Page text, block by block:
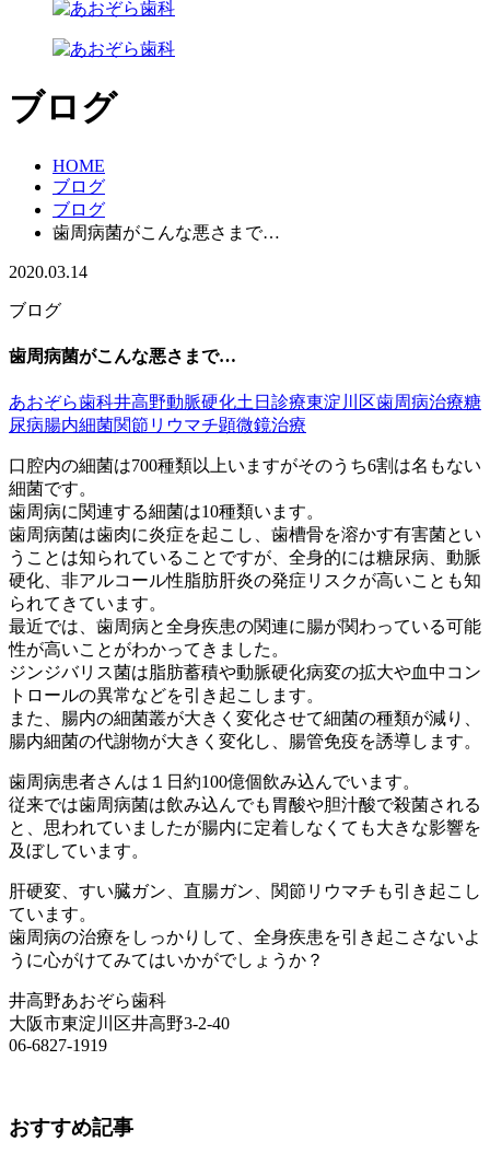
ブログ
HOME
ブログ
ブログ
歯周病菌がこんな悪さまで…
2020.03.14
ブログ
歯周病菌がこんな悪さまで…
あおぞら歯科井高野動脈硬化土日診療東淀川区歯周病治療糖
尿病腸内細菌関節リウマチ顕微鏡治療
口腔内の細菌は700種類以上いますがそのうち6割は名もない
細菌です。
歯周病に関連する細菌は10種類います。
歯周病菌は歯肉に炎症を起こし、歯槽骨を溶かす有害菌とい
うことは知られていることですが、全身的には糖尿病、動脈
硬化、非アルコール性脂肪肝炎の発症リスクが高いことも知
られてきています。
最近では、歯周病と全身疾患の関連に腸が関わっている可能
性が高いことがわかってきました。
ジンジバリス菌は脂肪蓄積や動脈硬化病変の拡大や血中コン
トロールの異常などを引き起こします。
また、腸内の細菌叢が大きく変化させて細菌の種類が減り、
腸内細菌の代謝物が大きく変化し、腸管免疫を誘導します。
歯周病患者さんは１日約100億個飲み込んでいます。
従来では歯周病菌は飲み込んでも胃酸や胆汁酸で殺菌される
と、思われていましたが腸内に定着しなくても大きな影響を
及ぼしています。
肝硬変、すい臓ガン、直腸ガン、関節リウマチも引き起こし
ています。
歯周病の治療をしっかりして、全身疾患を引き起こさないよ
うに心がけてみてはいかがでしょうか？
井高野あおぞら歯科
大阪市東淀川区井高野3-2-40
06-6827-1919
おすすめ記事